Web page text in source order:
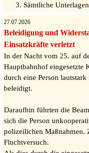
Sämtliche
27.07.2026
Beleidigung und
Einsatzkräfte verletzt
In der Nacht vom 25. auf
Hauptbahnhof eingesetzte
durch eine Person
beleidigt.
Daraufhin führten die
sich die Person
polizeilichen Maßnahmen.
Fluchtversuch.